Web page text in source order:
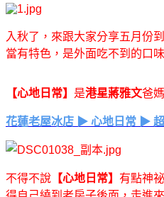
入秋了，來跟大家分享五月份到
當有特色，是外面吃不到的口味
【心地日常】 是港星蔣雅文爸
花蓮老屋冰店 ▶ 心地日常 ▶ 超
不得不說 【心地日常】 有點神